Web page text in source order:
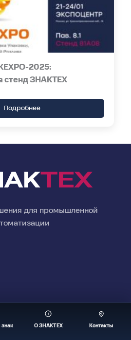
2025:
стенд ЗНАКТЕХ
Подробнее
для промышленной
знак О ЗНАКТЕХ Контакты